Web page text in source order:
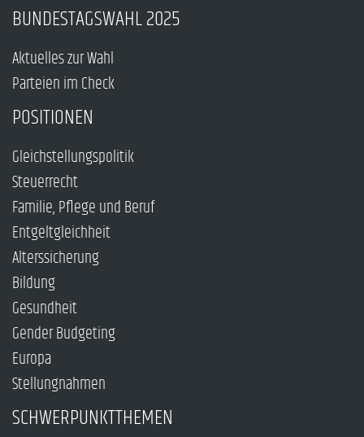
BUNDESTAGSWAHL 2025
Aktuelles zur Wahl
Parteien im Check
POSITIONEN
Gleichstellungspolitik
Steuerrecht
Familie, Pflege und Beruf
Entgeltgleichheit
Alterssicherung
Bildung
Gesundheit
Gender Budgeting
Europa
Stellungnahmen
SCHWERPUNKTTHEMEN